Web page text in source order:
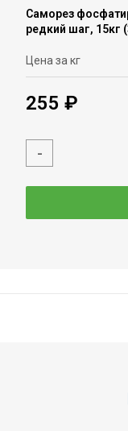
Саморез
редкий шаг, 15кг
Цена за кг
255 ₽
-